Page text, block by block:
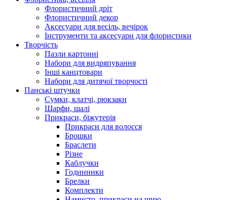
Флористичний дріт
Флористичний декор
Аксесуари для весіль, вечірок
Інструменти та аксесуари для флористики
Творчість
Пазли картонні
Набори для видряпування
Інші канцтовари
Набори для дитячої творчості
Панські штучки
Сумки, клатчі, рюкзаки
Шарфи, шалі
Прикраси, біжутерія
Прикраси для волосся
Брошки
Браслети
Різне
Каблучки
Годинники
Брелки
Комплекти